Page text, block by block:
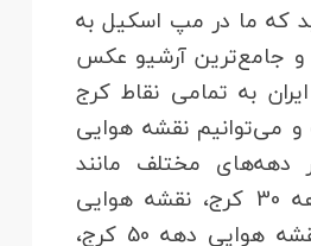
که ما در مپ اسکیل به
و جامع‌ترین آرشیو عکس
به تمامی نقاط کرج
می‌توانیم نقشه هوایی
دهه‌های مختلف مانند
نقشه هوایی دهه 30 کرج، نقشه هوایی
دهه 40 کرج، نقشه هوایی دهه 50 کرج،